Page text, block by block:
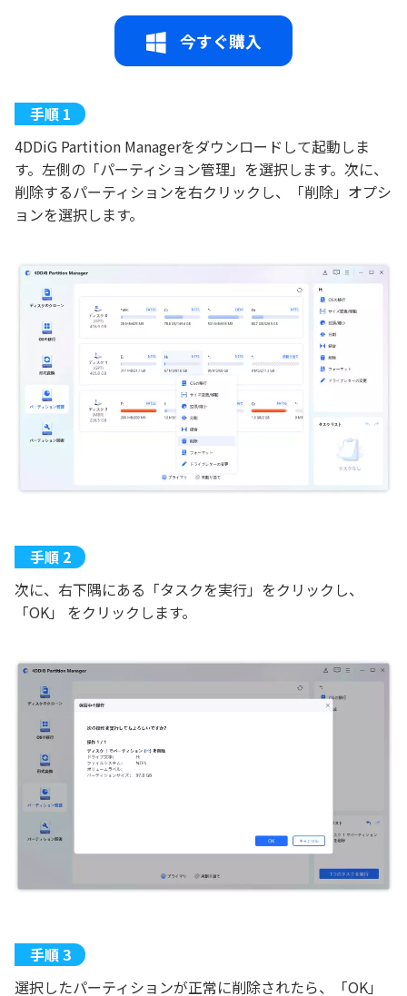
今すぐ購入
4DDiG Partition Managerをダウンロードして起動しま
す。左側の「パーティション管理」を選択します。次に、
削除するパーティションを右クリックし、「削除」オプシ
ョンを選択します。
次に、右下隅にある「タスクを実行」をクリックし、
「OK」 をクリックします。
選択したパーティションが正常に削除されたら、「OK」